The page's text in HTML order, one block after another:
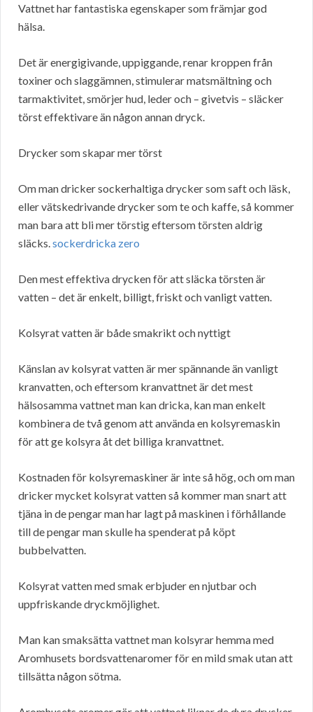
Vattnet har fantastiska egenskaper som främjar god
hälsa.
Det är energigivande, uppiggande, renar kroppen från
toxiner och slaggämnen, stimulerar matsmältning och
tarmaktivitet, smörjer hud, leder och – givetvis – släcker
törst effektivare än någon annan dryck.
Drycker som skapar mer törst
Om man dricker sockerhaltiga drycker som saft och läsk,
eller vätskedrivande drycker som te och kaffe, så kommer
man bara att bli mer törstig eftersom törsten aldrig
släcks. sockerdricka zero
Den mest effektiva drycken för att släcka törsten är
vatten – det är enkelt, billigt, friskt och vanligt vatten.
Kolsyrat vatten är både smakrikt och nyttigt
Känslan av kolsyrat vatten är mer spännande än vanligt
kranvatten, och eftersom kranvattnet är det mest
hälsosamma vattnet man kan dricka, kan man enkelt
kombinera de två genom att använda en kolsyremaskin
för att ge kolsyra åt det billiga kranvattnet.
Kostnaden för kolsyremaskiner är inte så hög, och om man
dricker mycket kolsyrat vatten så kommer man snart att
tjäna in de pengar man har lagt på maskinen i förhållande
till de pengar man skulle ha spenderat på köpt
bubbelvatten.
Kolsyrat vatten med smak erbjuder en njutbar och
uppfriskande dryckmöjlighet.
Man kan smaksätta vattnet man kolsyrar hemma med
Aromhusets bordsvattenaromer för en mild smak utan att
tillsätta någon sötma.